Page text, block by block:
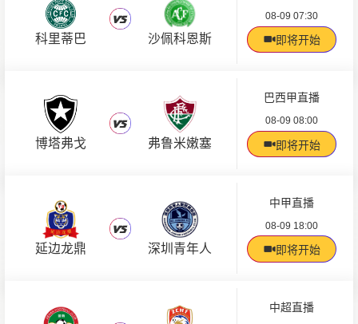
科里蒂巴 沙佩科恩斯
08-09 07:30
即将开始
博塔弗戈 弗鲁米嫩塞
巴西甲直播
08-09 08:00
即将开始
延边龙鼎 深圳青年人
中甲直播
08-09 18:00
即将开始
中超直播